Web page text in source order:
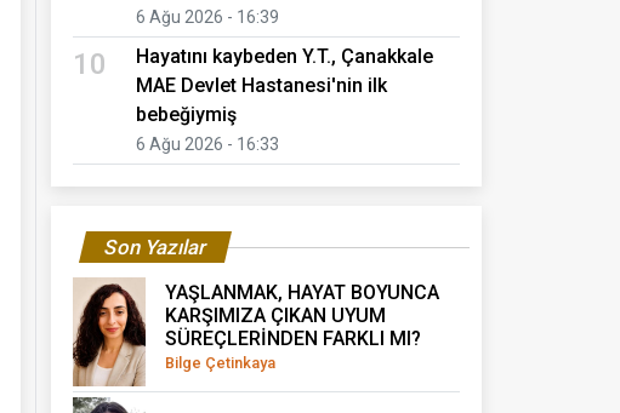
6 Ağu 2026 - 16:39
10
Hayatını kaybeden Y.T., Çanakkale
MAE Devlet Hastanesi'nin ilk
bebeğiymiş
6 Ağu 2026 - 16:33
Son Yazılar
YAŞLANMAK, HAYAT BOYUNCA
KARŞIMIZA ÇIKAN UYUM
SÜREÇLERİNDEN FARKLI MI?
Bilge Çetinkaya